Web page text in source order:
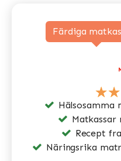
Färdiga
Hälsosamma
Matkassar
Recept
Näringsrika